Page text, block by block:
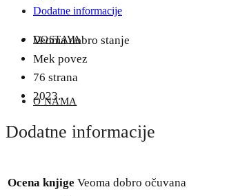
DOSTAVA
O NAMA
Dodatne informacije
Veoma dobro stanje
Mek povez
76 strana
2023.
Dodatne informacije
Ocena knjige Veoma dobro očuvana